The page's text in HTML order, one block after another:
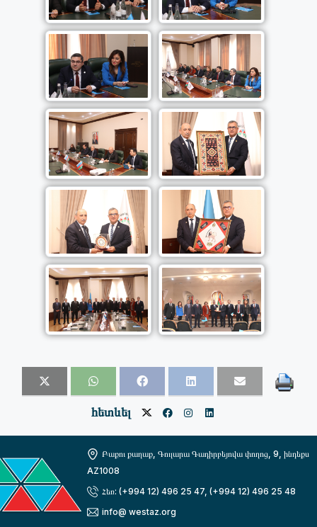
հետևել
Բաքու քաղաք, Գուլարա Գադիրբեյովա փողոց, 9, ինդեքս
AZ1008
Հեռ: (+994 12) 496 25 47, (+994 12) 496 25 48
info@ westaz.org